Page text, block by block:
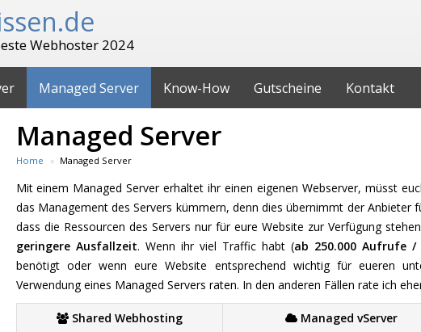
Webhoster 2024
Managed Server Know-How Gutscheine Kontakt
Managed Server
Home Managed Server
Mit einem Managed Server erhaltet ihr einen eigenen Webserver, müsst
das Management des Servers kümmern, denn dies übernimmt der Anbieter
dass die Ressourcen des Servers nur für eure Website zur Verfügung
geringere Ausfallzeit. Wenn ihr viel Traffic habt (ab 250.000 Aufrufe
benötigt oder wenn eure Website entsprechend wichtig für eueren
Verwendung eines Managed Servers raten. In den anderen Fällen rate ich
Shared Webhosting
Managed vServer